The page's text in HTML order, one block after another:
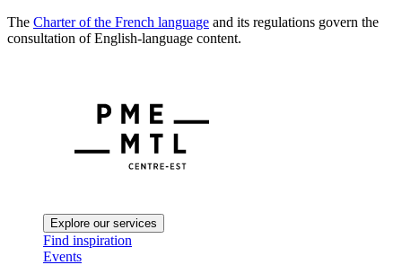
The Charter of the French language and its regulations govern the
consultation of English-language content.
Explore our services
Find inspiration
Events